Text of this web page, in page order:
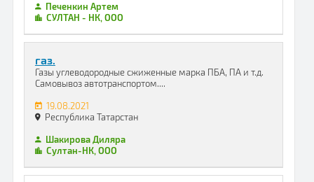
Печенкин Артем
СУЛТАН - НК, ООО
газ.
Газы углеводородные сжиженные марка ПБА, ПА и т.д.
Самовывоз автотранспортом....
19.08.2021
Республика Татарстан
Шакирова Диляра
Султан-НК, ООО